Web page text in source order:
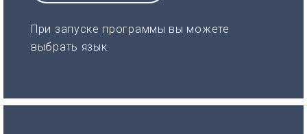
При запуске программы вы можете
выбрать язык.